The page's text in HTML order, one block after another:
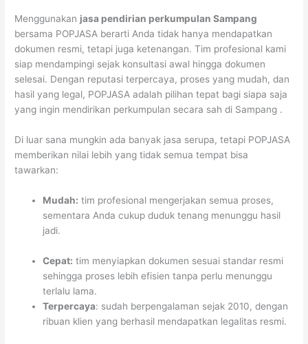
Menggunakan jasa pendirian perkumpulan Sampang
bersama POPJASA berarti Anda tidak hanya mendapatkan
dokumen resmi, tetapi juga ketenangan. Tim profesional kami
siap mendampingi sejak konsultasi awal hingga dokumen
selesai. Dengan reputasi terpercaya, proses yang mudah, dan
hasil yang legal, POPJASA adalah pilihan tepat bagi siapa saja
yang ingin mendirikan perkumpulan secara sah di Sampang .
Di luar sana mungkin ada banyak jasa serupa, tetapi POPJASA
memberikan nilai lebih yang tidak semua tempat bisa
tawarkan:
Mudah: tim profesional mengerjakan semua proses,
sementara Anda cukup duduk tenang menunggu hasil
jadi.
Cepat: tim menyiapkan dokumen sesuai standar resmi
sehingga proses lebih efisien tanpa perlu menunggu
terlalu lama.
Terpercaya: sudah berpengalaman sejak 2010, dengan
ribuan klien yang berhasil mendapatkan legalitas resmi.